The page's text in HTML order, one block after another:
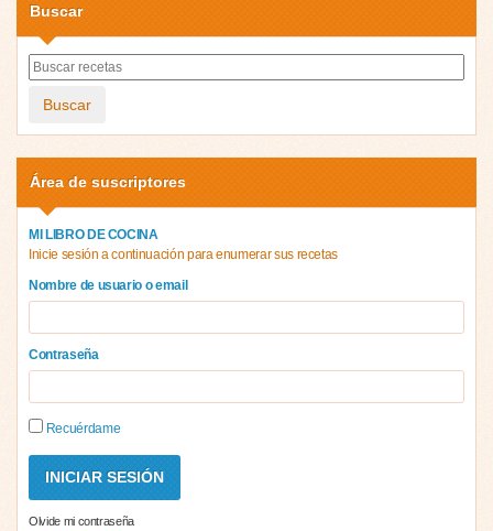
Buscar
Buscar
Área de suscriptores
MI LIBRO DE COCINA
Inicie sesión a continuación para enumerar sus recetas
Nombre de usuario o email
Contraseña
Recuérdame
Olvide mi contraseña